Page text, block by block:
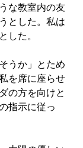
な教室内の友
とした。私は
した。
うか」とため
を席に座らせ
の方を向けと
指示に従っ